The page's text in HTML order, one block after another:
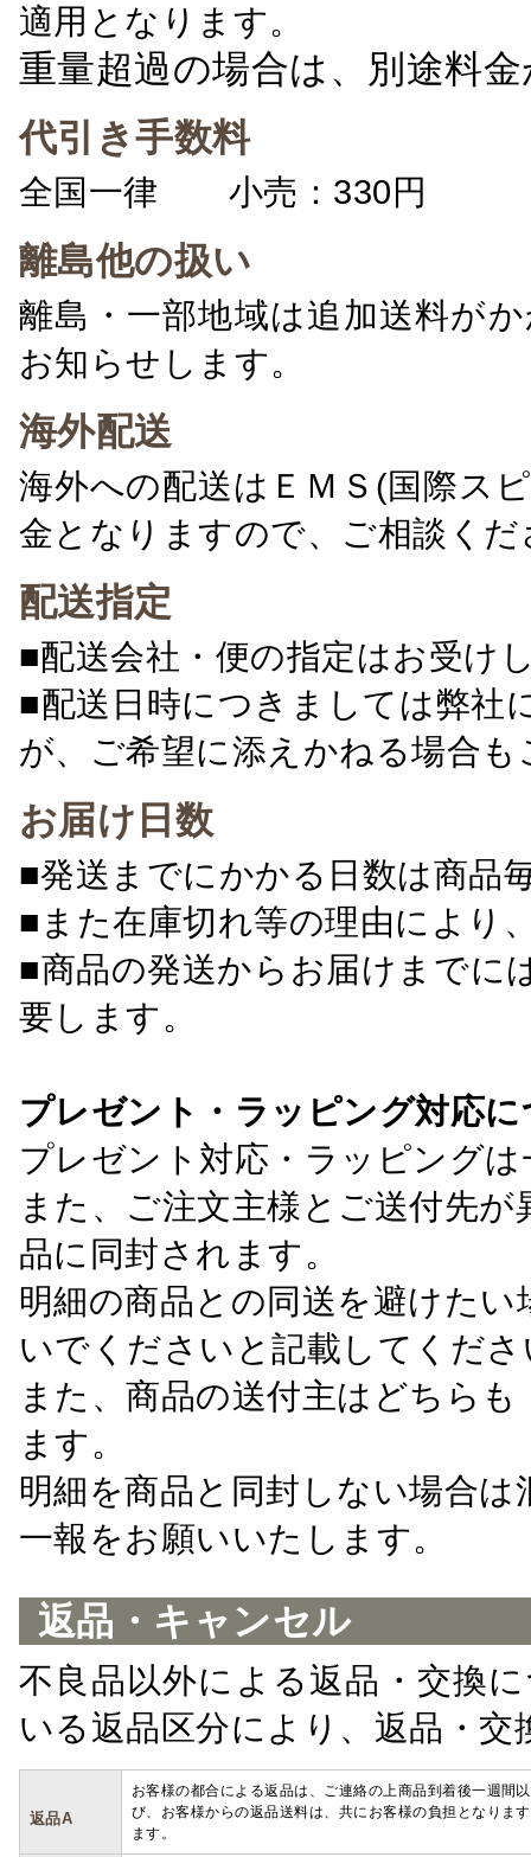
適用となります。
重量超過の場合は、別途料
代引き手数料
全国一律 小売：330円 卸
離島他の扱い
離島・一部地域は追加送料が
お知らせします。
海外配送
海外への配送はＥＭＳ(国際ス
金となりますので、ご相談くだ
配送指定
■配送会社・便の指定はお受け
■配送日時につきましては弊社
が、ご希望に添えかねる場合
お届け日数
■発送までにかかる日数は商品
■また在庫切れ等の理由により
■商品の発送からお届けまでに
要します。
プレゼント・ラッピング対応
プレゼント対応・ラッピング
また、ご注文主様とご送付先
品に同封されます。
明細の商品との同送を避けた
いでくださいと記載してくださ
また、商品の送付主はどちら
ます。
明細を商品と同封しない場合
一報をお願いいたします。
返品・キャンセル
不良品以外による返品・交換
いる返品区分により、返品・
返品A
お客様の都合による返品は、ご連絡の上商品到着後一週間
び、お客様からの返品送料は、共にお客様の負担となりま
ます。